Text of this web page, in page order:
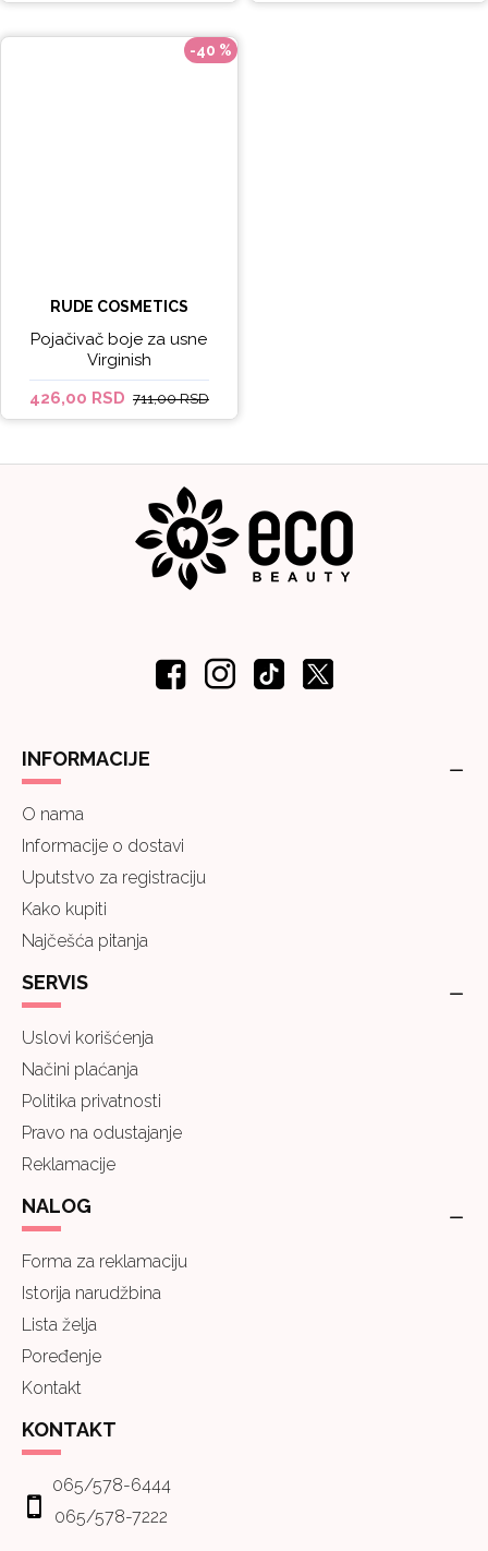
-40 %
RUDE COSMETICS
Pojačivač boje za usne
Virginish
426,00 RSD 711,00 RSD
INFORMACIJE
O nama
Informacije o dostavi
Uputstvo za registraciju
Kako kupiti
Najčešća pitanja
SERVIS
Uslovi korišćenja
Načini plaćanja
Politika privatnosti
Pravo na odustajanje
Reklamacije
NALOG
Forma za reklamaciju
Istorija narudžbina
Lista želja
Poređenje
Kontakt
KONTAKT
065/578-6444
065/578-7222